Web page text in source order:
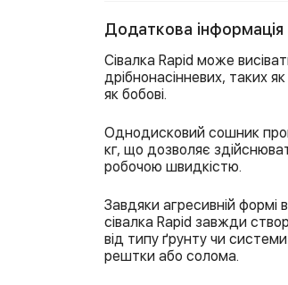
Додаткова інформація
Сівалка Rapid може
дрібнонасінневих, таких
як бобові.
Однодисковий сошник
кг, що дозволяє
робочою швидкістю.
Завдяки агресивній формі
сівалка Rapid завжди
від типу ґрунту чи
рештки або солома.